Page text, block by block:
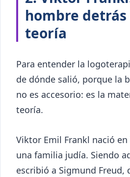
hombre detrás
teoría
Para entender la
de dónde salió, porque la
no es accesorio: es la
teoría.
Viktor Emil Frankl nació en
una familia judía. Siendo
escribió a Sigmund Freud,